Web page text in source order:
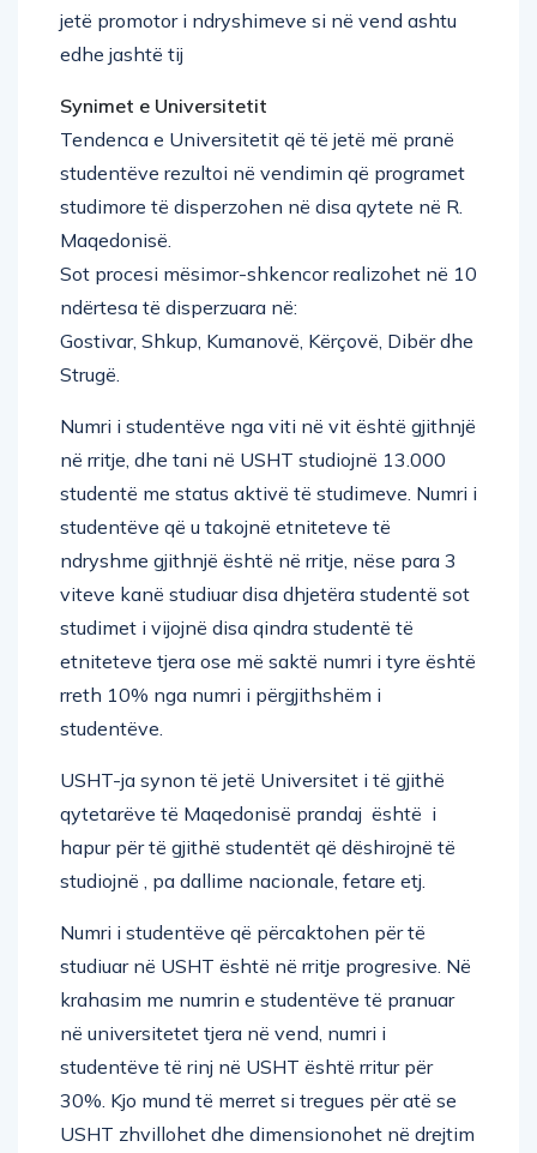
jetë promotor i ndryshimeve si në vend ashtu
edhe jashtë tij
Synimet e Universitetit
Tendenca e Universitetit që të jetë më pranë
studentëve rezultoi në vendimin që programet
studimore të disperzohen në disa qytete në R.
Maqedonisë.
Sot procesi mësimor-shkencor realizohet në 10
ndërtesa të disperzuara në:
Gostivar, Shkup, Kumanovë, Kërçovë, Dibër dhe
Strugë.
Numri i studentëve nga viti në vit është gjithnjë
në rritje, dhe tani në USHT studiojnë 13.000
studentë me status aktivë të studimeve. Numri i
studentëve që u takojnë etniteteve të
ndryshme gjithnjë është në rritje, nëse para 3
viteve kanë studiuar disa dhjetëra studentë sot
studimet i vijojnë disa qindra studentë të
etniteteve tjera ose më saktë numri i tyre është
rreth 10% nga numri i përgjithshëm i
studentëve.
USHT-ja synon të jetë Universitet i të gjithë
qytetarëve të Maqedonisë prandaj është i
hapur për të gjithë studentët që dëshirojnë të
studiojnë , pa dallime nacionale, fetare etj.
Numri i studentëve që përcaktohen për të
studiuar në USHT është në rritje progresive. Në
krahasim me numrin e studentëve të pranuar
në universitetet tjera në vend, numri i
studentëve të rinj në USHT është rritur për
30%. Kjo mund të merret si tregues për atë se
USHT zhvillohet dhe dimensionohet në drejtim